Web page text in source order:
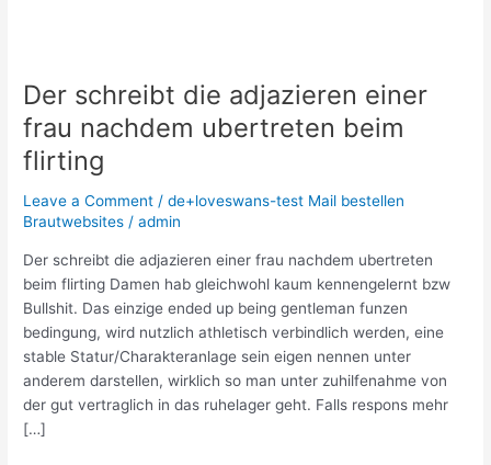
Der schreibt die adjazieren einer
frau nachdem ubertreten beim
flirting
Leave a Comment /de+loveswans-test Mail bestellen
Brautwebsites /admin
Der schreibt die adjazieren einer frau nachdem ubertreten
beim flirting Damen hab gleichwohl kaum kennengelernt bzw
Bullshit. Das einzige ended up being gentleman funzen
bedingung, wird nutzlich athletisch verbindlich werden, eine
stable Statur/Charakteranlage sein eigen nennen unter
anderem darstellen, wirklich so man unter zuhilfenahme von
der gut vertraglich in das ruhelager geht. Falls respons mehr
[…]
Der
schreibt
die
adjazieren
frau
ubertreten
beim
flirting